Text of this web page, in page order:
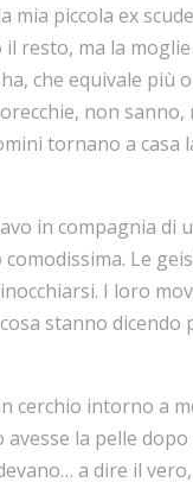
piccola ex
resto, ma la
che equivale più
non
tornano a
in compagnia di
Le
I loro
stanno dicendo
intorno a
la pelle
a dire il